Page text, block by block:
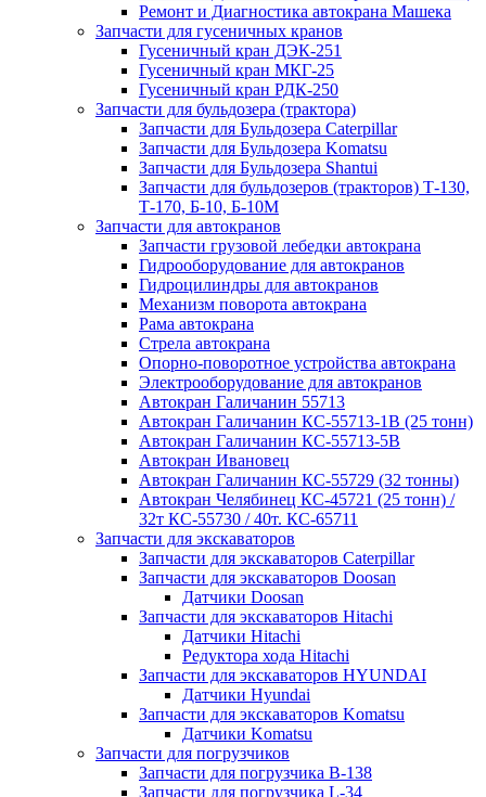
Ремонт и Диагностика автокрана Машека
Запчасти для гусеничных кранов
Гусеничный кран ДЭК-251
Гусеничный кран МКГ-25
Гусеничный кран РДК-250
Запчасти для бульдозера (трактора)
Запчасти для Бульдозера Caterpillar
Запчасти для Бульдозера Komatsu
Запчасти для Бульдозера Shantui
Запчасти для бульдозеров (тракторов) Т-130,
Т-170, Б-10, Б-10М
Запчасти для автокранов
Запчасти грузовой лебедки автокрана
Гидрооборудование для автокранов
Гидроцилиндры для автокранов
Механизм поворота автокрана
Рама автокрана
Стрела автокрана
Опорно-поворотное устройства автокрана
Электрооборудование для автокранов
Автокран Галичанин 55713
Автокран Галичанин КС-55713-1В (25 тонн)
Автокран Галичанин КС-55713-5В
Автокран Ивановец
Автокран Галичанин КС-55729 (32 тонны)
Автокран Челябинец КС-45721 (25 тонн) /
32т КС-55730 / 40т. КС-65711
Запчасти для экскаваторов
Запчасти для экскаваторов Caterpillar
Запчасти для экскаваторов Doosan
Датчики Doosan
Запчасти для экскаваторов Hitachi
Датчики Hitachi
Редуктора хода Hitachi
Запчасти для экскаваторов HYUNDAI
Датчики Hyundai
Запчасти для экскаваторов Komatsu
Датчики Komatsu
Запчасти для погрузчиков
Запчасти для погрузчика B-138
Запчасти для погрузчика L-34